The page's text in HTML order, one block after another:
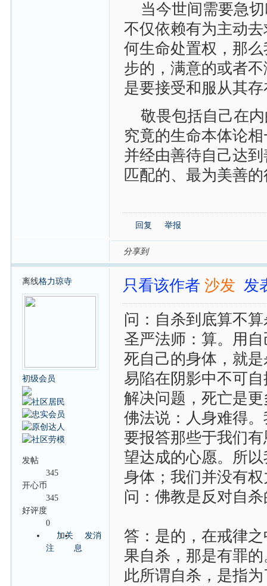
当今世间需要急
不仅依赖有为主动
何生命处置权，那
步的，满意的或者
是要接受和服从其
敬畏包括自己在
究竟的生命本体论
并经由善待自己达
匹配的、最为美善
回复 举报
分享到
离线格力琼寺
初级会员
发帖
345
开心币
345
好评度
0
加关
注
发消
息
只看该作者 沙发 发
问：自杀到底算不
圣严法师：算。用
死自己的身体，就
易陷在阴影中不可
解决问题，死亡是
佛法说：人身难得
要报答那些于我们
望达成的心愿。所
身体；我们并没有
问：佛教是反对自
答：是的，在戒律
果自杀，那是有罪
此所谓自杀，是指